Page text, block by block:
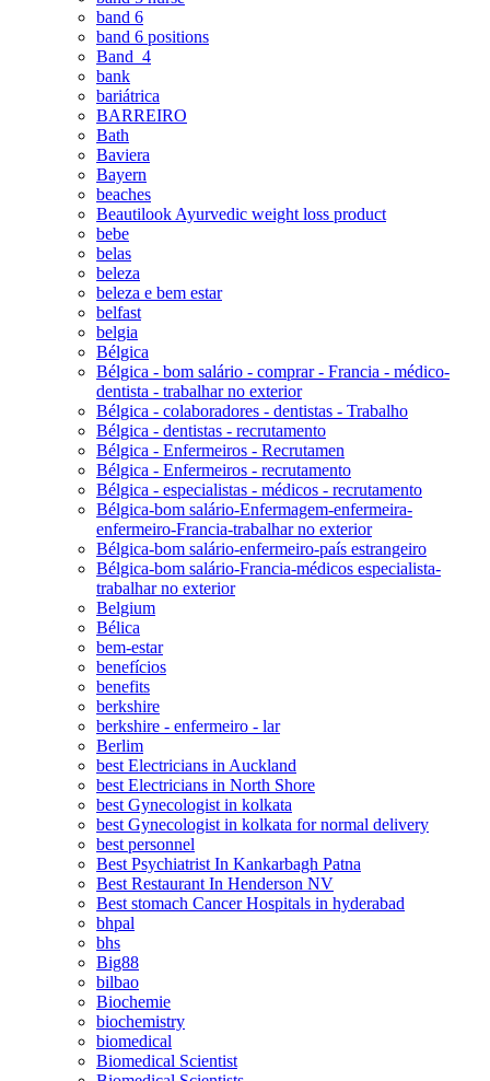
band 6
band 6 positions
Band_4
bank
bariátrica
BARREIRO
Bath
Baviera
Bayern
beaches
Beautilook Ayurvedic weight loss product
bebe
belas
beleza
beleza e bem estar
belfast
belgia
Bélgica
Bélgica - bom salário - comprar - Francia - médico-
dentista - trabalhar no exterior
Bélgica - colaboradores - dentistas - Trabalho
Bélgica - dentistas - recrutamento
Bélgica - Enfermeiros - Recrutamen
Bélgica - Enfermeiros - recrutamento
Bélgica - especialistas - médicos - recrutamento
Bélgica-bom salário-Enfermagem-enfermeira-
enfermeiro-Francia-trabalhar no exterior
Bélgica-bom salário-enfermeiro-país estrangeiro
Bélgica-bom salário-Francia-médicos especialista-
trabalhar no exterior
Belgium
Bélica
bem-estar
benefícios
benefits
berkshire
berkshire - enfermeiro - lar
Berlim
best Electricians in Auckland
best Electricians in North Shore
best Gynecologist in kolkata
best Gynecologist in kolkata for normal delivery
best personnel
Best Psychiatrist In Kankarbagh Patna
Best Restaurant In Henderson NV
Best stomach Cancer Hospitals in hyderabad
bhpal
bhs
Big88
bilbao
Biochemie
biochemistry
biomedical
Biomedical Scientist